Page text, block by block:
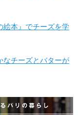
絵本』でチーズを学
なチーズとバターが